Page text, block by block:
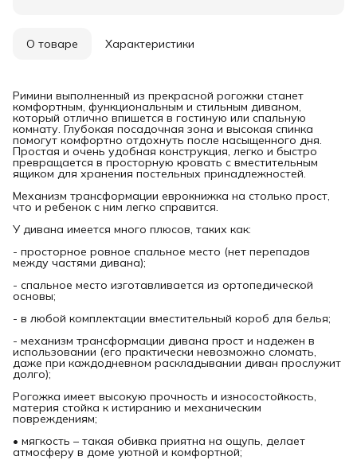
О товаре Характеристики
Римини выполненный из прекрасной рогожки станет
комфортным, функциональным и стильным диваном,
который отлично впишется в гостиную или спальную
комнату. Глубокая посадочная зона и высокая спинка
помогут комфортно отдохнуть после насыщенного дня.
Простая и очень удобная конструкция, легко и быстро
превращается в просторную кровать с вместительным
ящиком для хранения постельных принадлежностей.
Механизм трансформации еврокнижка на столько прост,
что и ребенок с ним легко справится.
У дивана имеется много плюсов, таких как:
- просторное ровное спальное место (нет перепадов
между частями дивана);
- спальное место изготавливается из ортопедической
основы;
- в любой комплектации вместительный короб для белья;
- механизм трансформации дивана прост и надежен в
использовании (его практически невозможно сломать,
даже при каждодневном раскладывании диван прослужит
долго);
Рогожка имеет высокую прочность и износостойкость,
материя стойка к истиранию и механическим
повреждениям;
• мягкость – такая обивка приятна на ощупь, делает
атмосферу в доме уютной и комфортной;